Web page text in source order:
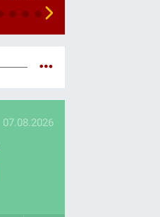
07.08.2026